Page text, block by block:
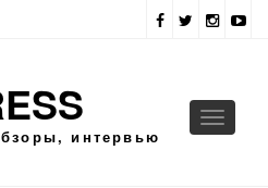
интервью
Toggle